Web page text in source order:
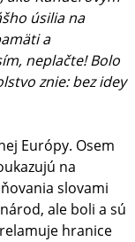
úsilia na
a
neplačte! Bolo
znie: bez idey
Európy. Osem
na
slovami
ale boli a sú
hranice